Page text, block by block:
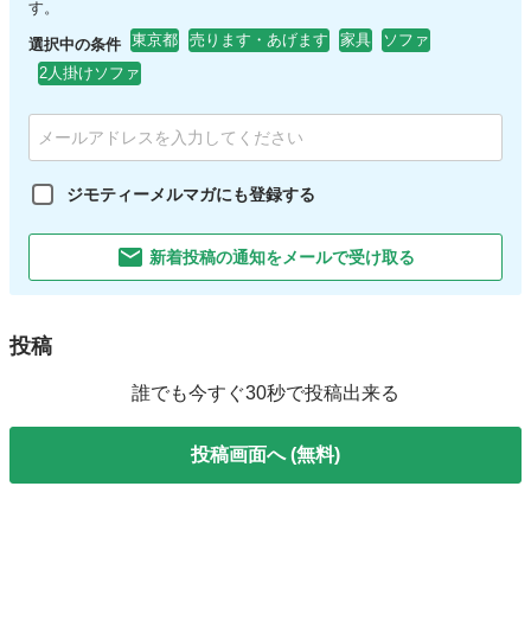
す。
選択中の条件 東京都 売ります・あげます 家具
ソファ
2人掛けソファ
ジモティーメルマガにも登録する
新着投稿の通知をメールで受け取る
投稿
誰でも今すぐ30秒で投稿出来る
投稿画面へ (無料)